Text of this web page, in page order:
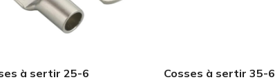
à sertir 25-6 Cosses à sertir 35-6